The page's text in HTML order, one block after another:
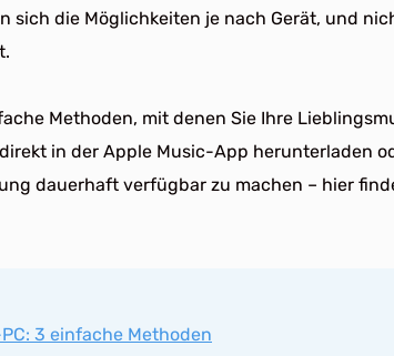
sich die Möglichkeiten je nach Gerät, und
Methoden, mit denen Sie Ihre
in der Apple Music-App herunterladen
dauerhaft verfügbar zu machen – hier
3 einfache Methoden